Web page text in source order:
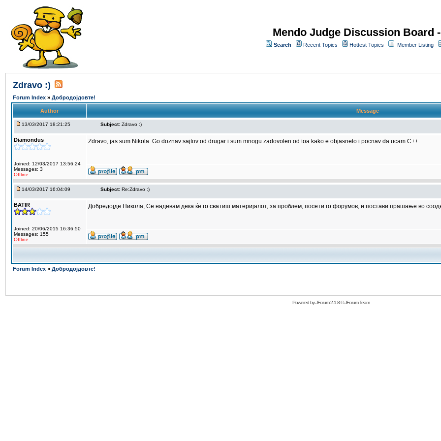
Mendo Judge Discussion Board
Search Recent Topics Hottest Topics Member Listing
Zdravo :)
Forum Index » Добродојдовте!
Author Message
13/03/2017 18:21:25 Subject: Zdravo :)
Diamondus
Joined: 12/03/2017 13:56:24
Messages: 3
Offline
Zdravo, jas sum Nikola. Go doznav sajtov od drugar i sum mnogu zadovolen od toa kako e objasneto i pocnav da ucam C++.
14/03/2017 16:04:09 Subject: Re:Zdravo :)
BATIR
Joined: 20/06/2015 16:36:50
Messages: 155
Offline
Добредојде Никола, Се надевам дека ќе го сватиш материјалот, за проблем, посети го форумов, и постави прашање во
Forum Index » Добродојдовте!
Powered byJForum 2.1.8©JForum Team